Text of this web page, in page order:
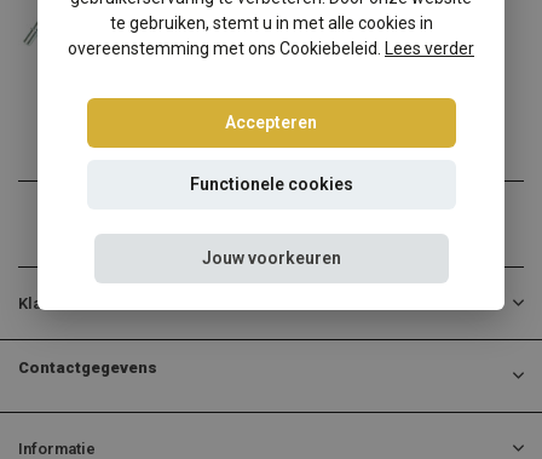
Volkswagen Golf 6 verlage...
€274,95
Klantenservice
Contactgegevens
Informatie
te gebruiken, stemt u in met alle cookies in
overeenstemming met ons Cookiebeleid.
Lees verder
Accepteren
Functionele cookies
Jouw voorkeuren